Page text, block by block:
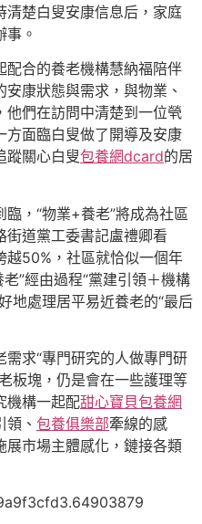
清楚白叟安康信息后，家庭
。
配合的養老機構慧納福陪伴
康狀態與需求，與物業、
他們在訪問中清楚到一位煢
方面臨白叟做了開導及安康
蹤關心白叟包養網dcard的居
，“物業+養老”將成為社區
街道黨工委書記盧禮卿看
越50%，社區就恰似一個年
”經由過程“黨建引領＋機構
地處理居平易近養老的“最后
求“專門研究的人做專門研
板塊，仍是會在一些護理等
機構一起配甜心寶貝包養網
、 包養俱樂部牽線的感
展市場主體感化，鏈接各類